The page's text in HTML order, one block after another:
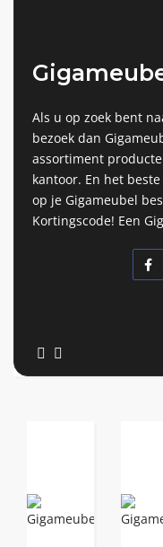
Als u op zoek bent
bezoek dan
assortiment
kantoor. En het
op je Gigameubel
Kortingscode! Een